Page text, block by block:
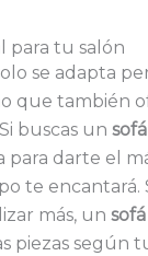
para tu salón
se adapta
que también
buscas un
para darte el
te encantará.
más, un
piezas según